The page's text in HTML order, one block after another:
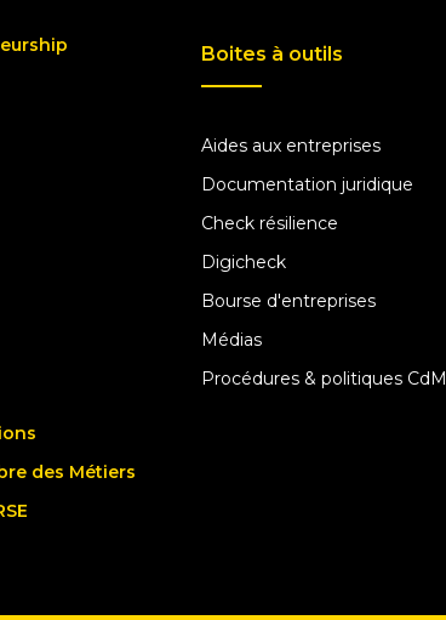
des Métiers
Boites à outils
Aides aux entreprises
Documentation juridique
Check résilience
Digicheck
Bourse d'entreprises
Médias
Procédures & politiques CdM